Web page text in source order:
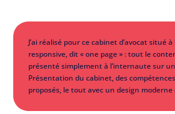
J’ai réalisé pour ce cabinet d’avocat situé
responsive, dit « one page » : tout le
présenté simplement à l’internaute sur
Présentation du cabinet, des
proposés, le tout avec un design